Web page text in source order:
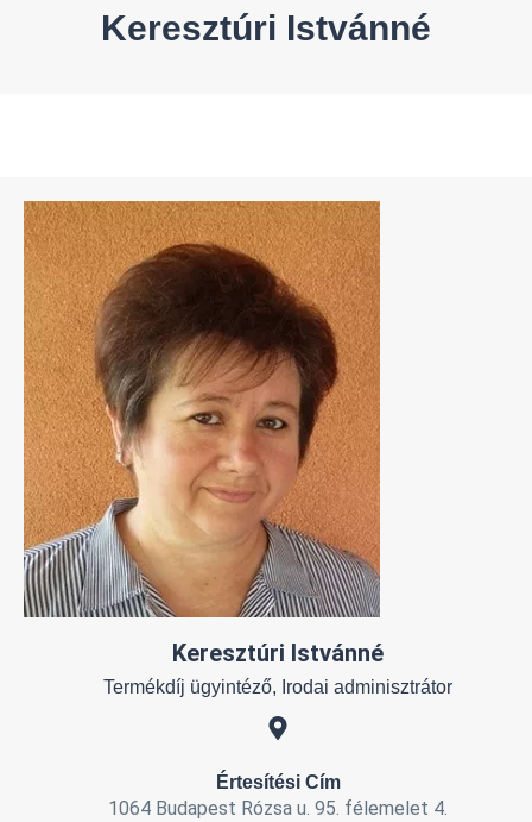
Keresztúri Istvánné
Keresztúri Istvánné
Termékdíj ügyintéző, Irodai adminisztrátor
Értesítési Cím
1064 Budapest Rózsa u. 95. félemelet 4.